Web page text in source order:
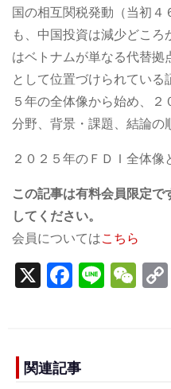
国の相互関税発動（当初
も、中国投資は減少どこ
はベトナムが単なる代替
として位置づけられてい
５年の全体像から始め、
分野、背景・課題、結論の
２０２５年のＦＤＩ全体像
この記事は有料会員限定
してください。
会員についてはこちら
X F
a
e
b
Li
n
W
e
関連記事